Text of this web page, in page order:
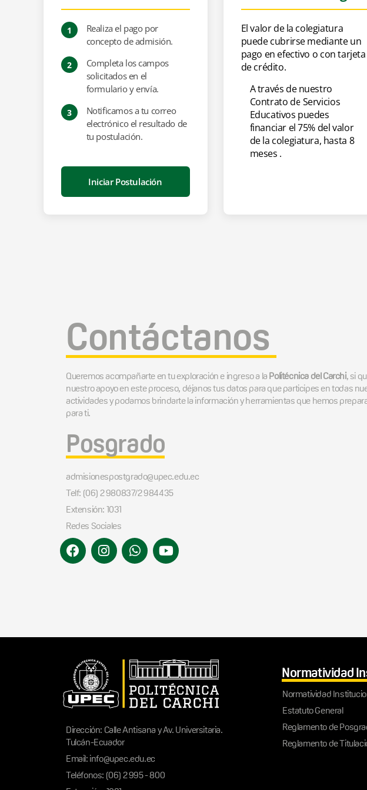
TÍTULO A OBTENER
Magíster en Ciencia y Tecnología en la
Producción Animal con mención en
Sistemas de Precisión
HORARIO
MIÉ VIE 18:00 - 21:00
1
Realiza el pago por
concepto de admisión.
2
Completa los campos
solicitados en el
formulario y envía.
3
Notificamos a tu correo
electrónico el resultado de
tu postulación.
Iniciar Postulación
El valor de la colegiatura
puede cubrirse mediante un
pago en efectivo o con tarjeta
de crédito.
A través de nuestro
Contrato de Servicios
Educativos puedes
financiar el 75% del valor
de la colegiatura, hasta 8
meses .
Contáctanos
Queremos acompañarte en tu exploración e ingreso a laPolitécnica del Carchi, si
nuestro apoyo en este proceso, déjanos tus datos para que participes en todas
actividades y podamos brindarte la información y herramientas que hemos
para ti.
Posgrado
admisionespostgrado@upec.edu.ec
Telf: (06) 2 980837/2 984435
Extensión: 1031
Redes Sociales
Dirección: Calle Antisana y Av. Universitaria.
Tulcán-Ecuador
Email: info@upec.edu.ec
Teléfonos: (06) 2 995 - 800
Normatividad
Normatividad
Estatuto General
Reglamento de
Reglamento de